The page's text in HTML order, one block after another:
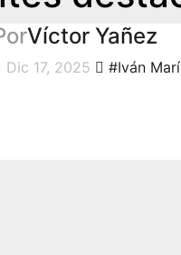
Víctor Yañez
Dic 17, 2025 #Iván